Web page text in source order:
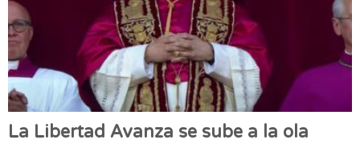
La Libertad Avanza se sube a la ola